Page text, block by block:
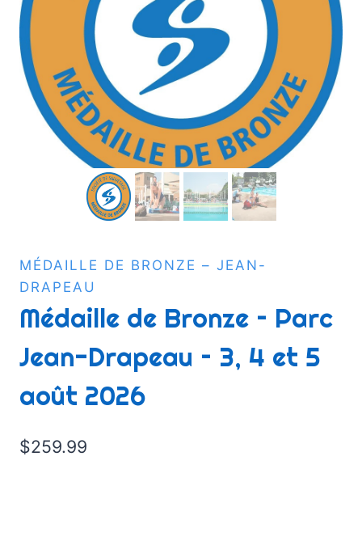
MÉDAILLE DE BRONZE – JEAN-
DRAPEAU
Médaille de Bronze – Parc
Jean-Drapeau – 3, 4 et 5
août 2026
$259.99